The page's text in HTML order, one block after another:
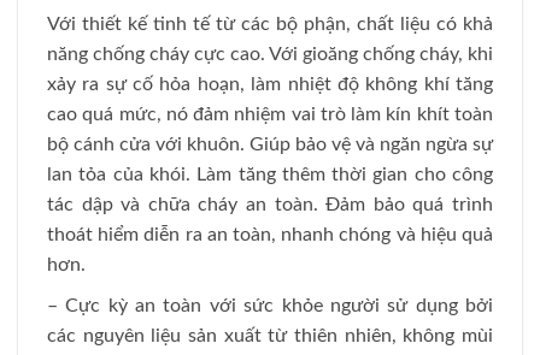
Với thiết kế tinh tế từ các bộ phận, chất liệu có khả
năng chống cháy cực cao. Với gioăng chống cháy, khi
xảy ra sự cố hỏa hoạn, làm nhiệt độ không khí tăng
cao quá mức, nó đảm nhiệm vai trò làm kín khít toàn
bộ cánh cửa với khuôn. Giúp bảo vệ và ngăn ngừa sự
lan tỏa của khói. Làm tăng thêm thời gian cho công
tác dập và chữa cháy an toàn. Đảm bảo quá trình
thoát hiểm diễn ra an toàn, nhanh chóng và hiệu quả
hơn.
– Cực kỳ an toàn với sức khỏe người sử dụng bởi
các nguyên liệu sản xuất từ thiên nhiên, không mùi